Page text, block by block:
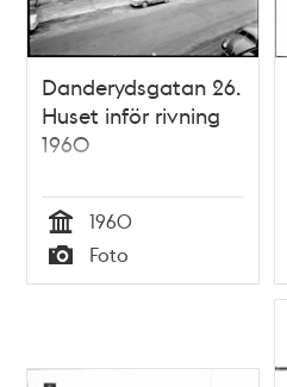
Danderydsgatan 26.
Huset inför rivning
1960
Tid
1960
Typ
Foto